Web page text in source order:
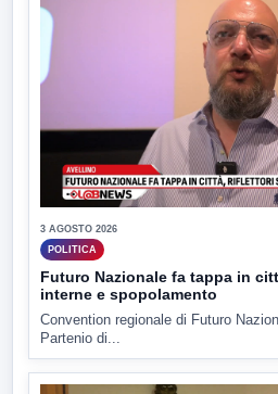
3 AGOSTO 2026
POLITICA
Futuro Nazionale fa tappa in
interne e spopolamento
Convention regionale di Futuro
Partenio di...